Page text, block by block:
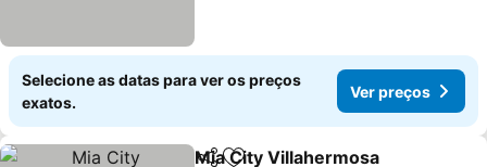
Selecione as datas para ver os preços
exatos.
Ver preços
Mia City Villahermosa